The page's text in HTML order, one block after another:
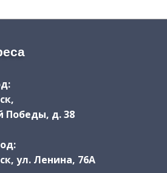
Победы, д. 38
ул. Ленина, 76А